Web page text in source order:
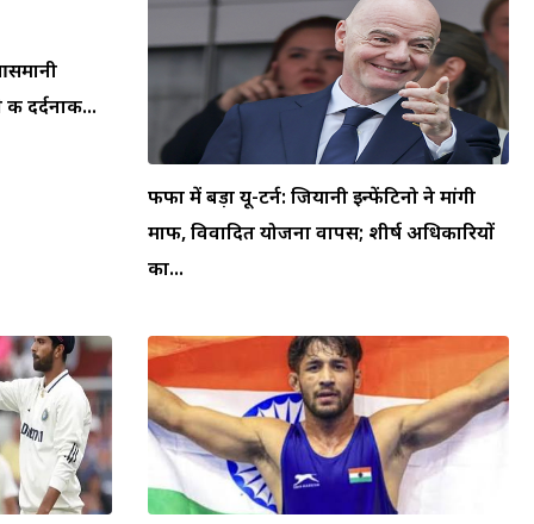
दर्दनाक...
फीफा में बड़ा यू-टर्न: जियानी इन्फेंटिनो ने मांगी
माफी, विवादित योजना वापस; शीर्ष अधिकारियों
का...